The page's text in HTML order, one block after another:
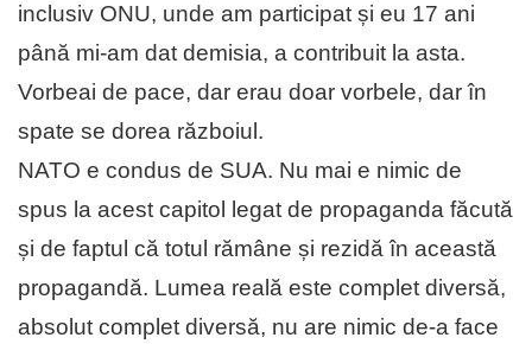
inclusiv ONU, unde am participat și eu 17 ani
până mi-am dat demisia, a contribuit la asta.
Vorbeai de pace, dar erau doar vorbele, dar în
spate se dorea războiul.
NATO e condus de SUA. Nu mai e nimic de
spus la acest capitol legat de propaganda făcută
și de faptul că totul rămâne și rezidă în această
propagandă. Lumea reală este complet diversă,
absolut complet diversă, nu are nimic de-a face